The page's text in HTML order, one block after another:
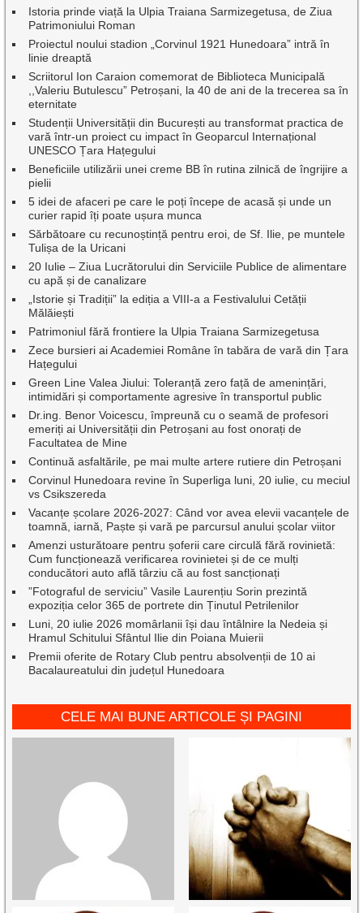
Istoria prinde viață la Ulpia Traiana Sarmizegetusa, de Ziua
Patrimoniului Roman
Proiectul noului stadion „Corvinul 1921 Hunedoara” intră în
linie dreaptă
Scriitorul Ion Caraion comemorat de Biblioteca Municipală
,,Valeriu Butulescu” Petroșani, la 40 de ani de la trecerea sa în
eternitate
Studenții Universității din București au transformat practica de
vară într-un proiect cu impact în Geoparcul Internațional
UNESCO Țara Hațegului
Beneficiile utilizării unei creme BB în rutina zilnică de îngrijire a
pielii
5 idei de afaceri pe care le poți începe de acasă și unde un
curier rapid îți poate ușura munca
Sărbătoare cu recunoștință pentru eroi, de Sf. Ilie, pe muntele
Tulișa de la Uricani
20 Iulie – Ziua Lucrătorului din Serviciile Publice de alimentare
cu apă și de canalizare
„Istorie și Tradiții” la ediția a VIII-a a Festivalului Cetății
Mălăiești
Patrimoniul fără frontiere la Ulpia Traiana Sarmizegetusa
Zece bursieri ai Academiei Române în tabăra de vară din Țara
Hațegului
Green Line Valea Jiului: Toleranță zero față de amenințări,
intimidări și comportamente agresive în transportul public
Dr.ing. Benor Voicescu, împreună cu o seamă de profesori
emeriți ai Universității din Petroșani au fost onorați de
Facultatea de Mine
Continuă asfaltările, pe mai multe artere rutiere din Petroșani
Corvinul Hunedoara revine în Superliga luni, 20 iulie, cu meciul
vs Csikszereda
Vacanțe școlare 2026-2027: Când vor avea elevii vacanțele de
toamnă, iarnă, Paște și vară pe parcursul anului școlar viitor
Amenzi usturătoare pentru șoferii care circulă fără rovinietă:
Cum funcționează verificarea rovinietei și de ce mulți
conducători auto află târziu că au fost sancționați
”Fotograful de serviciu” Vasile Laurențiu Sorin prezintă
expoziția celor 365 de portrete din Ținutul Petrilenilor
Luni, 20 iulie 2026 momârlanii își dau întâlnire la Nedeia și
Hramul Schitului Sfântul Ilie din Poiana Muierii
Premii oferite de Rotary Club pentru absolvenții de 10 ai
Bacalaureatului din județul Hunedoara
CELE MAI BUNE ARTICOLE ȘI PAGINI